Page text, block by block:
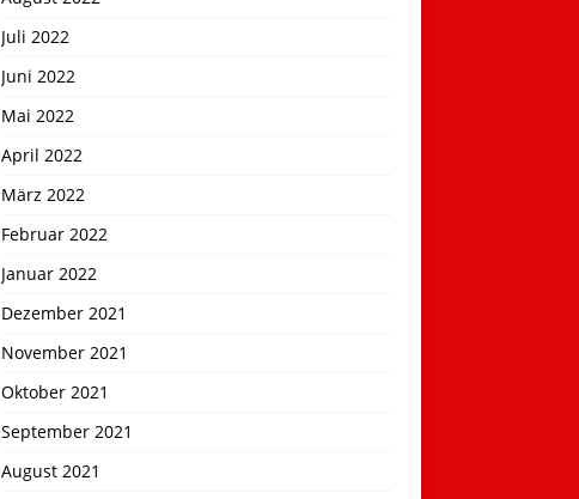
Juli 2022
Juni 2022
Mai 2022
April 2022
März 2022
Februar 2022
Januar 2022
Dezember 2021
November 2021
Oktober 2021
September 2021
August 2021